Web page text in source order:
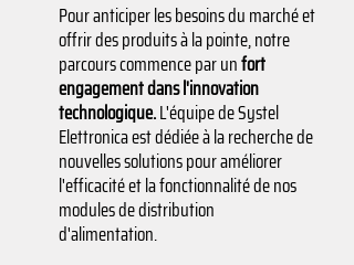
Pour anticiper les besoins du marché et
offrir des produits à la pointe, notre
parcours commence par unfort
engagement dans l'innovation
technologique.L'équipe de Systel
Elettronica est dédiée à la recherche de
nouvelles solutions pour améliorer
l'efficacité et la fonctionnalité de nos
modules de distribution
d'alimentation.